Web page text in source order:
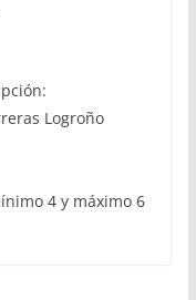
Logroño
4 y máximo 6